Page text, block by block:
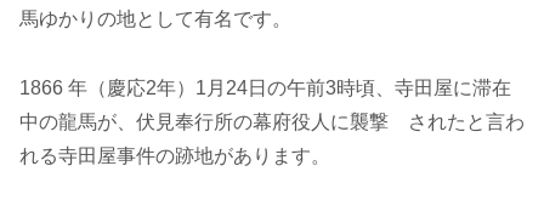
馬ゆかりの地として有名です。
1866 年（慶応2年）1月24日の午前3時頃、寺田屋に滞在
中の龍馬が、伏見奉行所の幕府役人に襲撃 されたと言わ
れる寺田屋事件の跡地があります。